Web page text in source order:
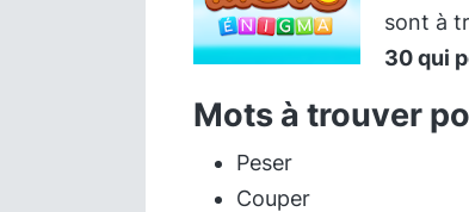
sont à
30 qui
Mots à trouver
Peser
Couper